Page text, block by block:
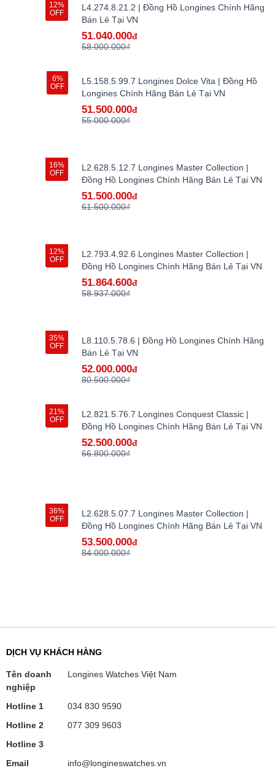
12%
OFF
L4.274.8.21.2 | Đồng Hồ Longines Chính Hãng
Bán Lẻ Tại VN
51.040.000đ
58.000.000₫
6%
OFF
L5.158.5.99.7 Longines Dolce Vita | Đồng Hồ
Longines Chính Hãng Bán Lẻ Tại VN
51.500.000đ
55.000.000₫
16%
OFF
L2.628.5.12.7 Longines Master Collection |
Đồng Hồ Longines Chính Hãng Bán Lẻ Tại VN
51.500.000đ
61.500.000₫
12%
OFF
L2.793.4.92.6 Longines Master Collection |
Đồng Hồ Longines Chính Hãng Bán Lẻ Tại VN
51.864.600đ
58.937.000₫
35%
OFF
L8.110.5.78.6 | Đồng Hồ Longines Chính Hãng
Bán Lẻ Tại VN
52.000.000đ
80.500.000₫
21%
OFF
L2.821.5.76.7 Longines Conquest Classic |
Đồng Hồ Longines Chính Hãng Bán Lẻ Tại VN
52.500.000đ
66.800.000₫
36%
OFF
L2.628.5.07.7 Longines Master Collection |
Đồng Hồ Longines Chính Hãng Bán Lẻ Tại VN
53.500.000đ
84.000.000₫
DỊCH VỤ KHÁCH HÀNG
Tên doanh
nghiệp
Longines Watches Việt Nam
Hotline 1
034 830 9590
Hotline 2
077 309 9603
Hotline 3
Email
info@longineswatches.vn